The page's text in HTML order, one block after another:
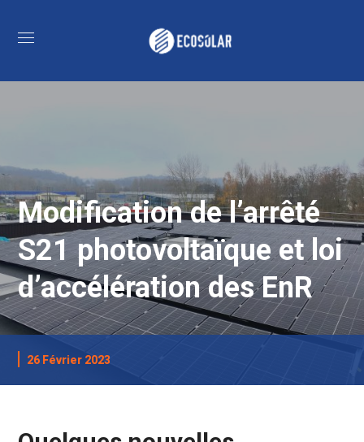
Modification de l’arrêté
S21 photovoltaïque et loi
d’accélération des EnR
26 Février 2023